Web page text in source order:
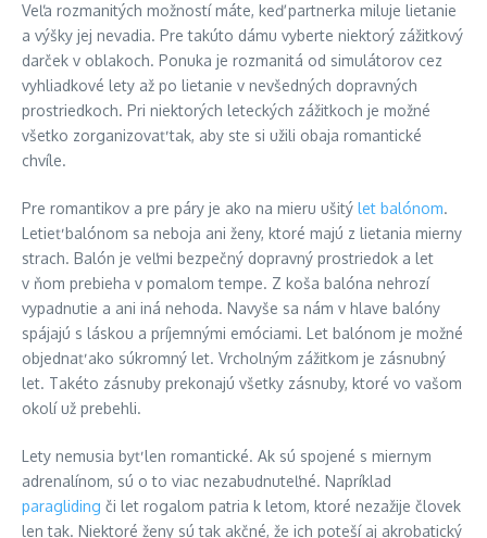
Veľa rozmanitých možností máte, keď partnerka miluje lietanie
a výšky jej nevadia. Pre takúto dámu vyberte niektorý zážitkový
darček v oblakoch. Ponuka je rozmanitá od simulátorov cez
vyhliadkové lety až po lietanie v nevšedných dopravných
prostriedkoch. Pri niektorých leteckých zážitkoch je možné
všetko zorganizovať tak, aby ste si užili obaja romantické
chvíle.
Pre romantikov a pre páry je ako na mieru ušitý let balónom.
Letieť balónom sa neboja ani ženy, ktoré majú z lietania mierny
strach. Balón je veľmi bezpečný dopravný prostriedok a let
v ňom prebieha v pomalom tempe. Z koša balóna nehrozí
vypadnutie a ani iná nehoda. Navyše sa nám v hlave balóny
spájajú s láskou a príjemnými emóciami. Let balónom je možné
objednať ako súkromný let. Vrcholným zážitkom je zásnubný
let. Takéto zásnuby prekonajú všetky zásnuby, ktoré vo vašom
okolí už prebehli.
Lety nemusia byť len romantické. Ak sú spojené s miernym
adrenalínom, sú o to viac nezabudnuteľné. Napríklad
paragliding či let rogalom patria k letom, ktoré nezažije človek
len tak. Niektoré ženy sú tak akčné, že ich poteší aj akrobatický